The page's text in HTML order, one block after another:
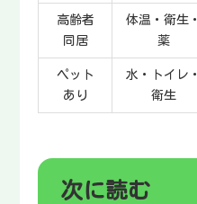
高齢者
同居
体温・衛生・
薬
ペット
あり
水・トイレ・
衛生
次に読む